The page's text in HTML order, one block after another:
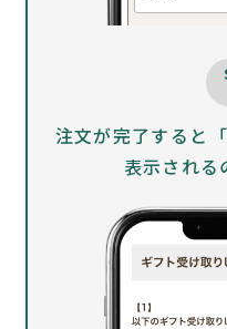
注文が完了すると
表示される